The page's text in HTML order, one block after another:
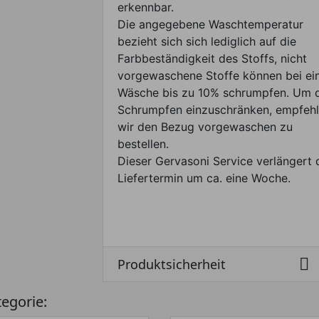
erkennbar.
Die angegebene Waschtemperatur
bezieht sich sich lediglich auf die
Farbbeständigkeit des Stoffs, nicht
vorgewaschene Stoffe können bei
Wäsche bis zu 10% schrumpfen. Um
Schrumpfen einzuschränken,
wir den Bezug vorgewaschen zu
bestellen.
Dieser Gervasoni Service verlängert
Liefertermin um ca. eine Woche.
Produktsicherheit 